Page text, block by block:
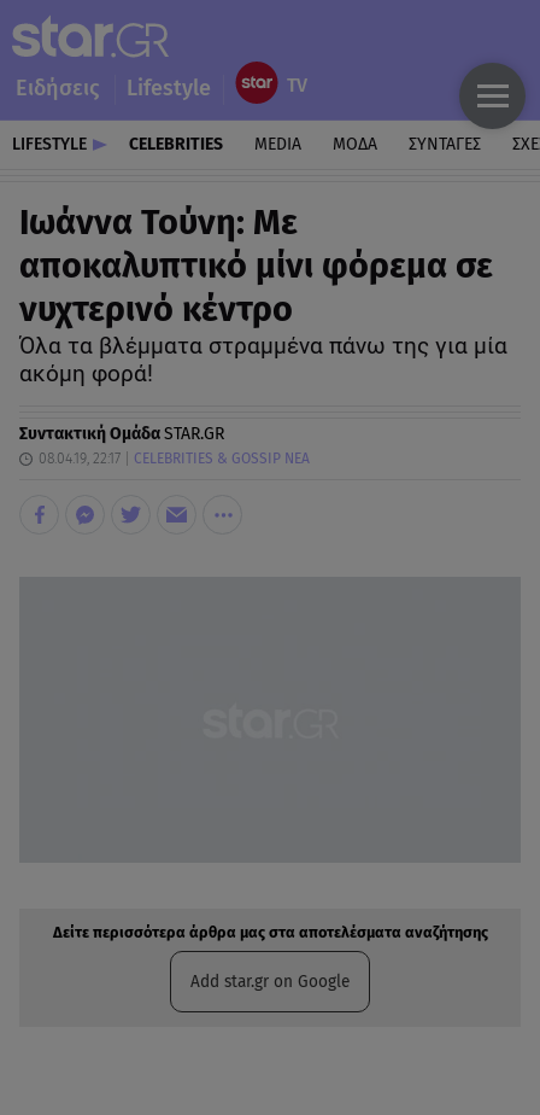
Ειδήσεις Lifestyle
LIFESTYLE CELEBRITIES MEDIA ΜΟΔΑ ΣΥΝΤΑΓΕΣ
Ιωάννα Τούνη: Με
αποκαλυπτικό μίνι φόρεμα σε
νυχτερινό κέντρο
Όλα τα βλέμματα στραμμένα πάνω της για μία
ακόμη φορά!
Συντακτική ΟμάδαSTAR.GR
08.04.19, 22:17 CELEBRITIES & GOSSIP ΝΕΑ
Δείτε περισσότερα άρθρα μας στα αποτελέσματα αναζήτησης
Add star.gr on Google